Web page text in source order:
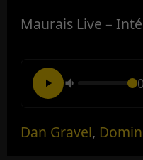
Maurais Live –
Dan Gravel,